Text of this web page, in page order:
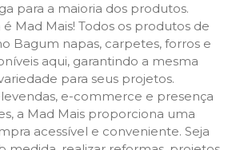
para a maioria dos produtos.
Mad Mais! Todos os produtos de
Bagum napas, carpetes, forros e
aqui, garantindo a mesma
para seus projetos.
e-commerce e presença
a Mad Mais proporciona uma
acessível e conveniente. Seja